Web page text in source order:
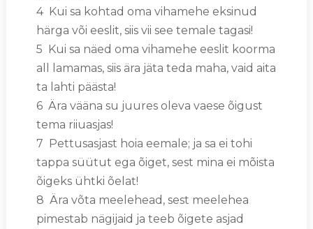
4 Kui sa kohtad oma vihamehe eksinud
härga või eeslit, siis vii see temale tagasi!
5 Kui sa näed oma vihamehe eeslit koorma
all lamamas, siis ära jäta teda maha, vaid aita
ta lahti päästa!
6 Ära vääna su juures oleva vaese õigust
tema riiuasjas!
7 Pettusasjast hoia eemale; ja sa ei tohi
tappa süütut ega õiget, sest mina ei mõista
õigeks ühtki õelat!
8 Ära võta meelehead, sest meelehea
pimestab nägijaid ja teeb õigete asjad